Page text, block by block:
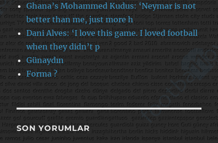
Ghana’s Mohammed Kudus: ‘Neymar is not
better than me, just more h
Dani Alves: ‘I love this game. I loved football
when they didn’t p
Günaydın
Forma ?
SON YORUMLAR